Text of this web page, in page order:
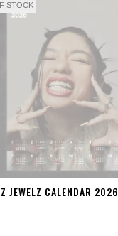
STOCK
JEWELZ CALENDAR 2026